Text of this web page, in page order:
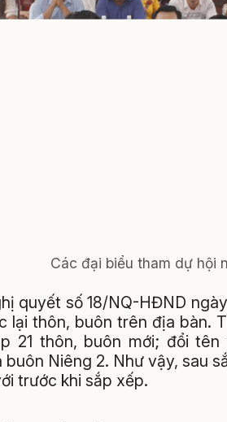
Các đại biểu tham dự hội
quyết số 18/NQ-HĐND
lại thôn, buôn trên địa bàn.
21 thôn, buôn mới; đổi
buôn Niêng 2. Như vậy, sau
trước khi sắp xếp.